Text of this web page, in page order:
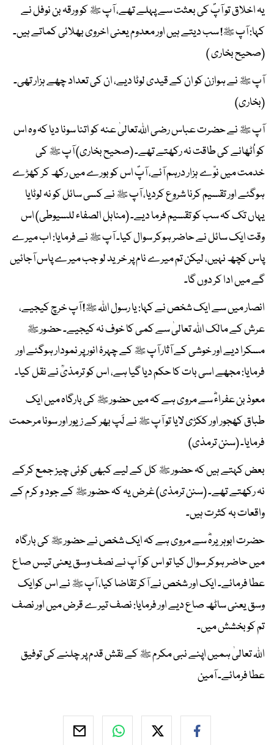
یہ اخلاق تو آپؐ کی بعثت سے پہلے تھے، آپ ﷺ کو ورقہ بن نوفل نے
کہا: آپ ﷺ! سب دیتے ہیں اور معدوم یعنی اخروی بھلائی کماتے ہیں۔
(صحیح بخاری )
آپ ﷺ نے ہوازن کو ان کے قیدی لوٹا دیے، ان کی تعداد چھے ہزار تھی۔
(بخاری)
آپ ﷺ نے حضرت عباس رضی اﷲتعالیٰ عنہ کو اتنا سونا دیا کہ وہ اس
کو اُٹھانے کی طاقت نہ رکھتے تھے۔ (صحیح بخاری) آپ ﷺ کی
خدمت میں نوّے ہزار درہم آئے، آپؐ اس کو بورے میں رکھ کر کھڑے
ہوگئے اور تقسیم کرنا شروع کردیا، آپ ﷺ نے کسی سائل کو نہ لوٹایا
یہاں تک کہ سب کو تقسیم فرما دیے۔ (مناہل الصفاء للسیوطی) اس
وقت ایک سائل نے حاضر ہوکر سوال کیا۔ آپ ﷺ نے فرمایا: اب میرے
پاس کچھ نہیں، لیکن تم میرے نام پر خرید لو جب میرے پاس آجائیں
گے میں ادا کر دوں گا۔
انصار میں سے ایک شخص نے کہا: یا رسول اﷲ ﷺ! آپ خرچ کیجیے،
عرش کے مالک اﷲ تعالیٰ سے کمی کا خوف نہ کیجیے۔ حضور ﷺ
مسکرا دیے اور خوشی کے آثار آپ ﷺ کے چہرۂ انور پر نمودار ہوگئے اور
فرمایا: مجھے اسی بات کا حکم دیا گیا ہے، اس کو ترمذیؒ نے نقل کیا۔
معوذ بن عفراءؓ سے مروی ہے کہ میں حضور ﷺ کی بارگاہ میں ایک
طباق کھجور اور ککڑی لایا تو آپ ﷺ نے لَپ بھر کے زیور اور سونا مرحمت
فرمایا۔ (سنن ترمذی)
بعض کہتے ہیں کہ حضور ﷺ کل کے لیے کبھی کوئی چیز جمع کرکے
نہ رکھتے تھے۔ (سنن ترمذی) غرض یہ کہ حضور ﷺ کے جود و کرم کے
واقعات بہ کثرت ہیں۔
حضرت ابوہریرہؓ سے مروی ہے کہ ایک شخص نے حضور ﷺ کی بارگاہ
میں حاضر ہوکر سوال کیا تو اس کو آپ نے نصف وسق یعنی تیس صاع
عطا فرمائے۔ ایک اور شخص نے آکر تقاضا کیا، آپ ﷺ نے اس کوایک
وسق یعنی ساٹھ صاع دیے اور فرمایا: نصف تیرے قرض میں اور نصف
تم کو بخشش میں۔
اﷲ تعالیٰ ہمیں اپنے نبی مکرم ﷺ کے نقش قدم پر چلنے کی توفیق
عطا فرمائے۔ آمین